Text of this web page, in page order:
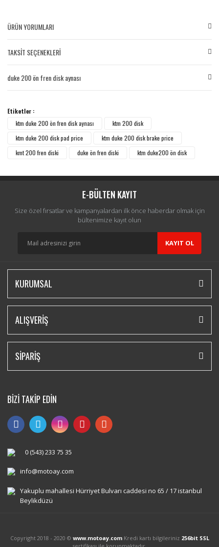
ÜRÜN YORUMLARI
Yorum Yaz
TAKSİT SEÇENEKLERİ
duke 200 ön fren disk aynası
Etiketler :
ktm duke 200 ön fren disk aynası
ktm 200 disk
ktm duke 200 disk pad price
ktm duke 200 disk brake price
kmt 200 fren diski
duke ön fren diski ktm duke200 ön disk
E-BÜLTEN KAYIT
Size özel fırsatlar ve kampanyalardan ilk önce haberdar olmak için
bültenimize kayıt olun
KAYIT OL
KURUMSAL
ALIŞVERİŞ
SİPARİŞ
BİZİ TAKİP EDİN
0 (543) 233 75 35
info@motoay.com
Yakuplu mahallesi Hürriyet Bulvarı caddesi no 65 / 17 istanbul
Beylikdüzü
Copyright 2018 - 2020 © www.motoay.comKredi kartı bilgileriniz 256bit SSL